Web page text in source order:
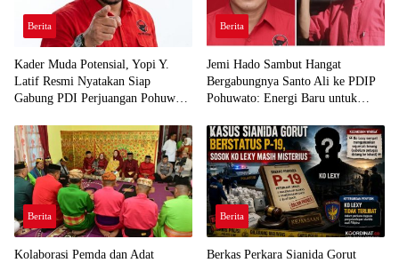
Berita
Kader Muda Potensial, Yopi Y.
Latif Resmi Nyatakan Siap
Gabung PDI Perjuangan Pohuwato
Berita
Jemi Hado Sambut Hangat
Bergabungnya Santo Ali ke PDIP
Pohuwato: Energi Baru untuk
Berita
Kolaborasi Pemda dan Adat
Berita
Berkas Perkara Sianida Gorut